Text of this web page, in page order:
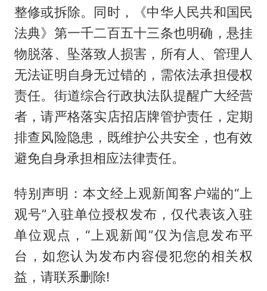
整修或拆除。同时，《中华人民共和国民
法典》第一千二百五十三条也明确，悬挂
物脱落、坠落致人损害，所有人、管理人
无法证明自身无过错的，需依法承担侵权
责任。街道综合行政执法队提醒广大经营
者，请严格落实店招店牌管护责任，定期
排查风险隐患，既维护公共安全，也有效
避免自身承担相应法律责任。
特别声明：本文经上观新闻客户端的“上
观号”入驻单位授权发布，仅代表该入驻
单位观点，“上观新闻”仅为信息发布平
台，如您认为发布内容侵犯您的相关权
益，请联系删除!